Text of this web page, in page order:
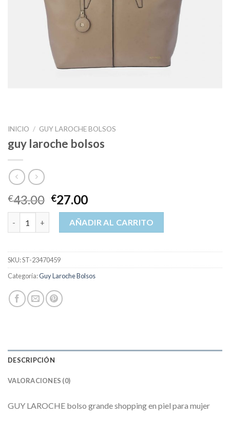
INICIO / GUY LAROCHE BOLSOS
guy laroche bolsos
€43.00 €27.00
guy laroche bolsos cantidadAÑADIR AL CARRITO
SKU:ST-23470459
Categoría:Guy Laroche Bolsos
DESCRIPCIÓN
VALORACIONES (0)
GUY LAROCHE bolso grande shopping en piel para mujer